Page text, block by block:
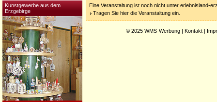
Kunstgewerbe aus dem
Erzgebirge
Eine Veranstaltung ist noch nicht unter erlebnisland-
Tragen Sie hier die Veranstaltung ein.
© 2025 WMS-Werbung | Kontakt |